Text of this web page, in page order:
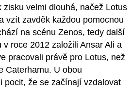
zisku velmi dlouhá, načež Lotus
vzít zavděk každou pomocnou
na scénu Zenos, tedy další
v roce 2012 založili Ansar Ali a
pracovali právě pro Lotus, než
Caterhamu. U obou
pocit, že se začínají vzdalovat